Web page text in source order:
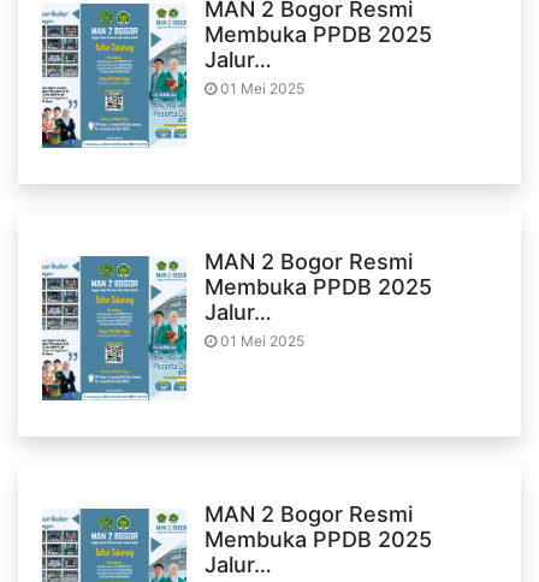
MAN 2 Bogor Resmi
Membuka PPDB 2025
Jalur…
01 Mei 2025
MAN 2 Bogor Resmi
Membuka PPDB 2025
Jalur…
01 Mei 2025
MAN 2 Bogor Resmi
Membuka PPDB 2025
Jalur…